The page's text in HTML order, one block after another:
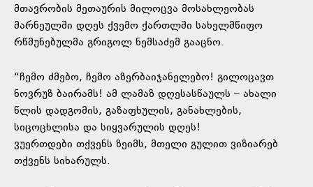
მთავრობის მეთაურის მილოცვა მოსახლეობას
მარნეულში დღეს ქვემო ქართლში სახელმწიფო
რწმუნებულმა გრიგოლ ნემსაძემ გააცნო.
“ჩემო ძმებო, ჩემო აზერბაიჯანელებო! გილოცავთ
ნოვრუზ ბაირამს! ამ ლამაზ დღესასწაულს – ახალი
წლის დადგომის, გაზაფხულის, განახლების,
სიცოცხლისა და სიყვარულის დღეს!
ვუერთდები თქვენს ზეიმს, მთელი გულით ვიზიარებ
თქვენს სიხარულს.